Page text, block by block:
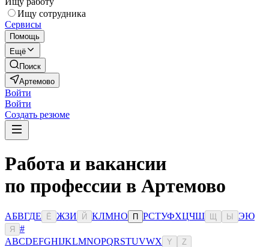
Ищу сотрудника
Сервисы
Помощь
Ещё
Поиск
Артемово
Войти
Войти
Создать резюме
Работа и вакансии
по профессии в Артемово
АБВГДЕ Ё ЖЗИ Й КЛМНО П РСТУФХЦЧШ Ы ЭЮ
Я
#
ABCDEFGHIJKLMNOPQRSTUVWX Y Z